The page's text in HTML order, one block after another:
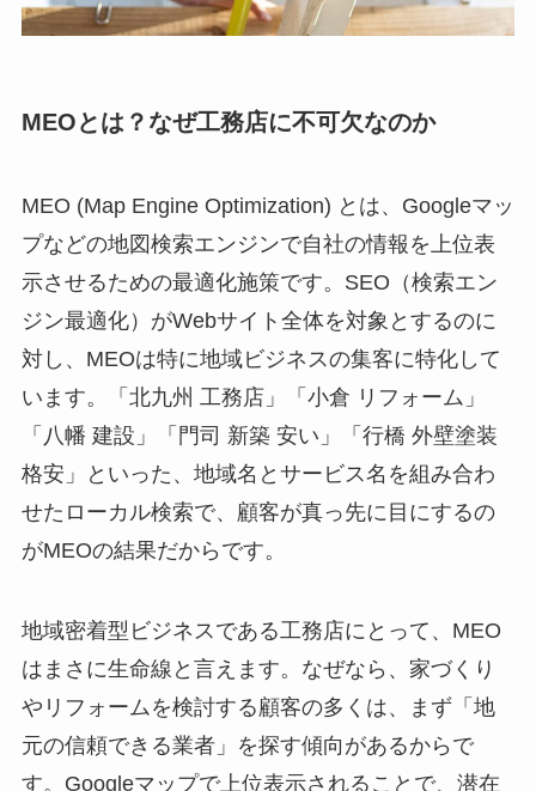
MEOとは？なぜ工務店に不可欠なのか
MEO (Map Engine Optimization) とは、Googleマッ
プなどの地図検索エンジンで自社の情報を上位表
示させるための最適化施策です。SEO（検索エン
ジン最適化）がWebサイト全体を対象とするのに
対し、MEOは特に地域ビジネスの集客に特化して
います。「北九州 工務店」「小倉 リフォーム」
「八幡 建設」「門司 新築 安い」「行橋 外壁塗装
格安」といった、地域名とサービス名を組み合わ
せたローカル検索で、顧客が真っ先に目にするの
がMEOの結果だからです。
地域密着型ビジネスである工務店にとって、MEO
はまさに生命線と言えます。なぜなら、家づくり
やリフォームを検討する顧客の多くは、まず「地
元の信頼できる業者」を探す傾向があるからで
す。Googleマップで上位表示されることで、潜在